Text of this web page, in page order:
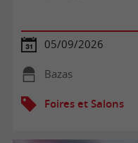
05/09/2026
Bazas
Foires et Salons